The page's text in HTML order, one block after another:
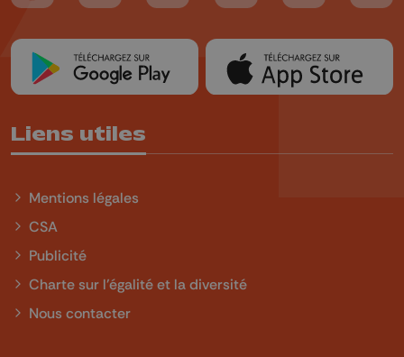
Liens utiles
Mentions légales
CSA
Publicité
Charte sur l'égalité et la diversité
Nous contacter